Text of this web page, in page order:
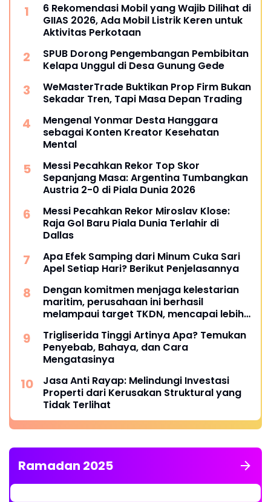
6 Rekomendasi Mobil yang Wajib Dilihat di
GIIAS 2026, Ada Mobil Listrik Keren untuk
Aktivitas Perkotaan
SPUB Dorong Pengembangan Pembibitan
Kelapa Unggul di Desa Gunung Gede
WeMasterTrade Buktikan Prop Firm Bukan
Sekadar Tren, Tapi Masa Depan Trading
Mengenal Yonmar Desta Hanggara
sebagai Konten Kreator Kesehatan
Mental
Messi Pecahkan Rekor Top Skor
Sepanjang Masa: Argentina Tumbangkan
Austria 2-0 di Piala Dunia 2026
Messi Pecahkan Rekor Miroslav Klose:
Raja Gol Baru Piala Dunia Terlahir di
Dallas
Apa Efek Samping dari Minum Cuka Sari
Apel Setiap Hari? Berikut Penjelasannya
Dengan komitmen menjaga kelestarian
maritim, perusahaan ini berhasil
melampaui target TKDN, mencapai lebih
Trigliserida Tinggi Artinya Apa? Temukan
Penyebab, Bahaya, dan Cara
Mengatasinya
Jasa Anti Rayap: Melindungi Investasi
Properti dari Kerusakan Struktural yang
Tidak Terlihat
Ramadan 2025